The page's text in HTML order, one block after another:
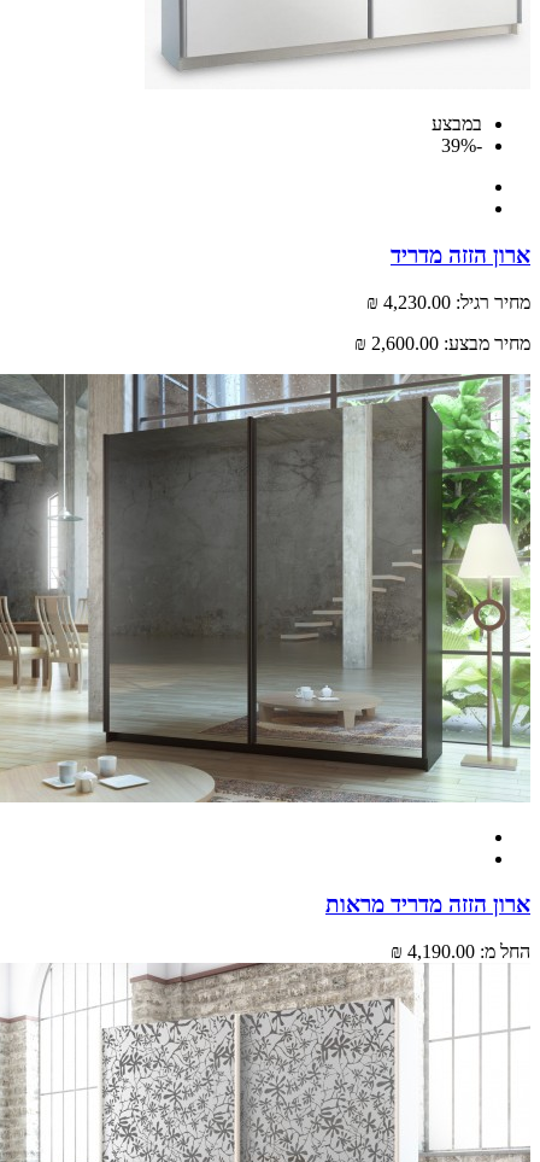
במבצע
הזזה מדריד
רגיל: 4,230.00 ₪
מבצע: 2,600.00 ₪
הזזה מדריד מראות
מ: 4,190.00 ₪